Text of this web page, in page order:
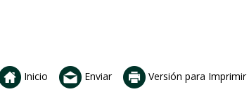
Inicio Enviar Versión para Imprimir